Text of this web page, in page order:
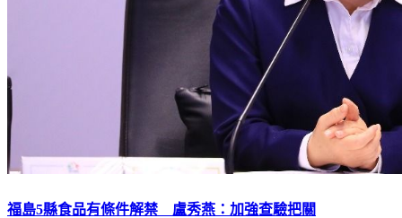
福島5縣食品有條件解禁 盧秀燕：加強查驗把關